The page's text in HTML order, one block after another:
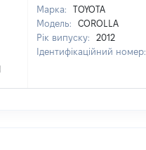
Марка:
TOYOTA
Модель:
COROLLA
Рік випуску:
2012
Ідентифікаційний номер: